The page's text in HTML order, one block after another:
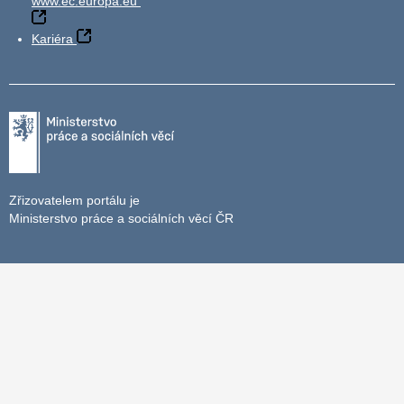
Kariéra
Zřizovatelem portálu je
Ministerstvo práce a sociálních věcí ČR